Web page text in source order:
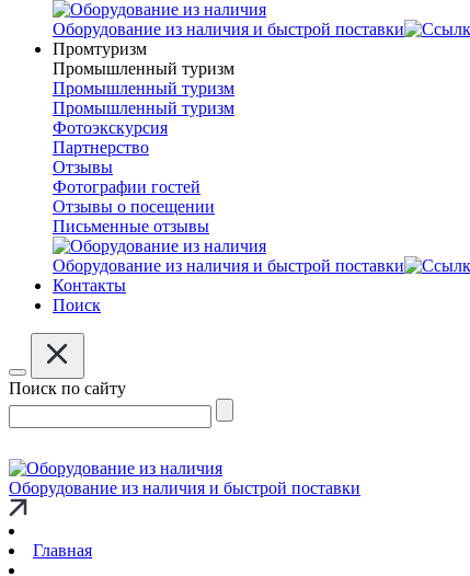
Оборудование из наличия и быстрой поставки
Промтуризм
Промышленный туризм
Промышленный туризм
Промышленный туризм
Фотоэкскурсия
Партнерство
Отзывы
Фотографии гостей
Отзывы о посещении
Письменные отзывы
Оборудование из наличия и быстрой поставки
Контакты
Поиск
Поиск по сайту
Оборудование из наличия и быстрой поставки
Главная